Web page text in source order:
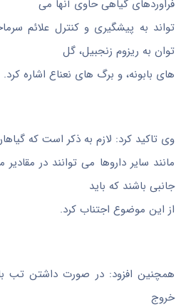
فراوردهای گیاهی حاوی آنها می
تواند به پیشگیری و کنترل علائم
توان به ریزوم زنجبیل، گل
های بابونه، و برگ های نعناع اشاره کرد.
وی تاکید کرد: لازم به ذکر است که
مانند سایر داروها می توانند در
جانبی باشند که باید
از این موضوع اجتناب کرد.
همچنین افزود: در صورت داشتن تب
خروج